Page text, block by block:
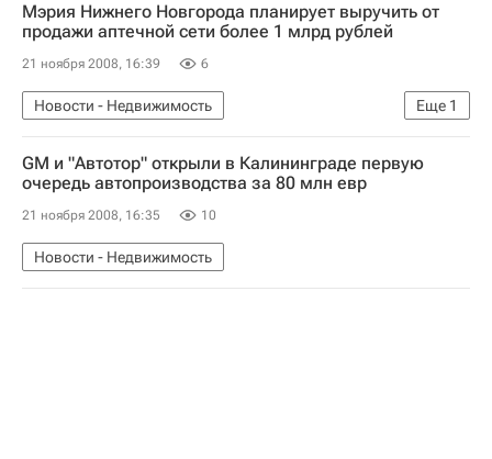
Мэрия Нижнего Новгорода планирует выручить от
продажи аптечной сети более 1 млрд рублей
21 ноября 2008, 16:39 6
Еще 1
Новости - Недвижимость
Коммерческая недвижимость
GM и "Автотор" открыли в Калининграде первую
очередь автопроизводства за 80 млн евр
21 ноября 2008, 16:35 10
Новости - Недвижимость